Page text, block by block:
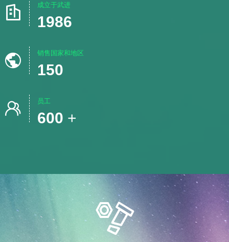
 成立于武进
1986
 销售国家和地区
150
 员工
600 +